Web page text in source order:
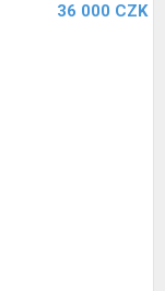
36 000 CZK